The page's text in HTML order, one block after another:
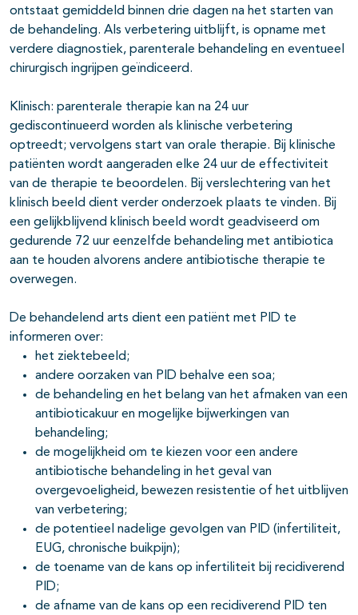
ontstaat gemiddeld binnen drie dagen na het starten van
de behandeling. Als verbetering uitblijft, is opname met
verdere diagnostiek, parenterale behandeling en eventueel
chirurgisch ingrijpen geïndiceerd.
Klinisch: parenterale therapie kan na 24 uur
gediscontinueerd worden als klinische verbetering
optreedt; vervolgens start van orale therapie. Bij klinische
patiënten wordt aangeraden elke 24 uur de effectiviteit
van de therapie te beoordelen. Bij verslechtering van het
klinisch beeld dient verder onderzoek plaats te vinden. Bij
een gelijkblijvend klinisch beeld wordt geadviseerd om
gedurende 72 uur eenzelfde behandeling met antibiotica
aan te houden alvorens andere antibiotische therapie te
overwegen.
De behandelend arts dient een patiënt met PID te
informeren over:
het ziektebeeld;
andere oorzaken van PID behalve een soa;
de behandeling en het belang van het afmaken van een
antibioticakuur en mogelijke bijwerkingen van
behandeling;
de mogelijkheid om te kiezen voor een andere
antibiotische behandeling in het geval van
overgevoeligheid, bewezen resistentie of het uitblijven
van verbetering;
de potentieel nadelige gevolgen van PID (infertiliteit,
EUG, chronische buikpijn);
de toename van de kans op infertiliteit bij recidiverend
PID;
de afname van de kans op een recidiverend PID ten